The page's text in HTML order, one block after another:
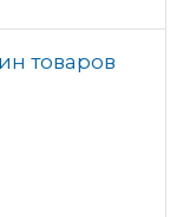
товаров